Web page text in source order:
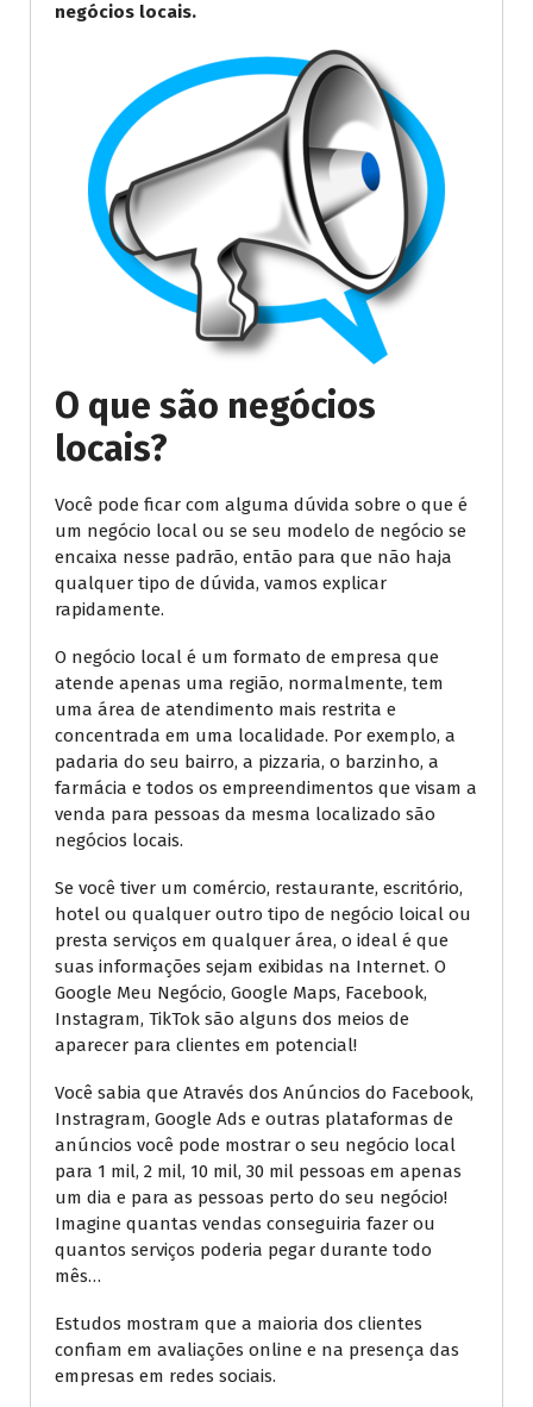
negócios locais.
O que são negócios
locais?
Você pode ficar com alguma dúvida sobre o que é
um negócio local ou se seu modelo de negócio se
encaixa nesse padrão, então para que não haja
qualquer tipo de dúvida, vamos explicar
rapidamente.
O negócio local é um formato de empresa que
atende apenas uma região, normalmente, tem
uma área de atendimento mais restrita e
concentrada em uma localidade. Por exemplo, a
padaria do seu bairro, a pizzaria, o barzinho, a
farmácia e todos os empreendimentos que visam a
venda para pessoas da mesma localizado são
negócios locais.
Se você tiver um comércio, restaurante, escritório,
hotel ou qualquer outro tipo de negócio loical ou
presta serviços em qualquer área, o ideal é que
suas informações sejam exibidas na Internet. O
Google Meu Negócio, Google Maps, Facebook,
Instagram, TikTok são alguns dos meios de
aparecer para clientes em potencial!
Você sabia que Através dos Anúncios do Facebook,
Instragram, Google Ads e outras plataformas de
anúncios você pode mostrar o seu negócio local
para 1 mil, 2 mil, 10 mil, 30 mil pessoas em apenas
um dia e para as pessoas perto do seu negócio!
Imagine quantas vendas conseguiria fazer ou
quantos serviços poderia pegar durante todo
mês…
Estudos mostram que a maioria dos clientes
confiam em avaliações online e na presença das
empresas em redes sociais.